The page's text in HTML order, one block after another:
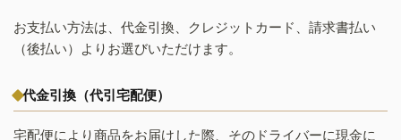
お支払い方法は、代金引換、クレジットカード、請求書払い
（後払い）よりお選びいただけます。
代金引換（代引宅配便）
宅配便により商品をお届けした際、そのドライバーに現金に